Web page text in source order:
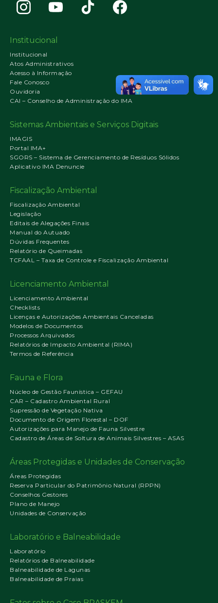
Institucional
Institucional
Atos Administrativos
Acesso à Informação
Fale Conosco
Ouvidoria
CAI – Conselho de Administração do IMA
Sistemas Ambientais e Serviços Digitais
IMAGIS
Portal IMA+
SGORS – Sistema de Gerenciamento de Resíduos Sólidos
Aplicativo IMA Denuncie
Fiscalização Ambiental
Fiscalização Ambiental
Legislação
Editais de Alegações Finais
Manual do Autuado
Dúvidas Frequentes
Relatório de Queimadas
TCFAAL – Taxa de Controle e Fiscalização Ambiental
Licenciamento Ambiental
Licenciamento Ambiental
Checklists
Licenças e Autorizações Ambientais Canceladas
Modelos de Documentos
Processos Arquivados
Relatórios de Impacto Ambiental (RIMA)
Termos de Referência
Fauna e Flora
Núcleo de Gestão Faunística – GEFAU
CAR – Cadastro Ambiental Rural
Supressão de Vegetação Nativa
Documento de Origem Florestal – DOF
Autorizações para Manejo de Fauna Silvestre
Cadastro de Áreas de Soltura de Animais Silvestres – ASAS
Áreas Protegidas e Unidades de Conservação
Áreas Protegidas
Reserva Particular do Patrimônio Natural (RPPN)
Conselhos Gestores
Plano de Manejo
Unidades de Conservação
Laboratório e Balneabilidade
Laboratório
Relatórios de Balneabilidade
Balneabilidade de Lagunas
Balneabilidade de Praias